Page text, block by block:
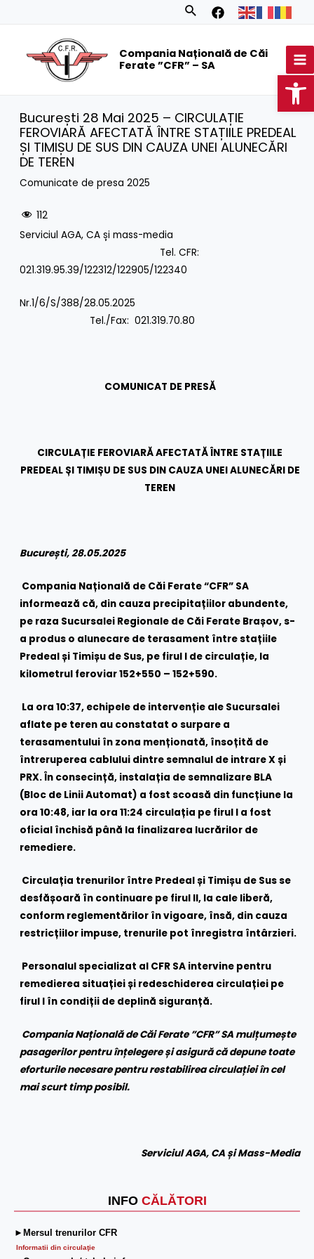
Search
Compania Națională de Căi
Ferate ”CFR” – SA
INFO CĂLĂTORI
►Mersul trenurilor CFR
Informatii din circulaţie
București 28 Mai 2025 – CIRCULAȚIE
FEROVIARĂ AFECTATĂ ÎNTRE STAȚIILE PREDEAL
ȘI TIMIȘU DE SUS DIN CAUZA UNEI ALUNECĂRI
DE TEREN
Comunicate de presa 2025
112
Serviciul AGA, CA și mass-media
Tel. CFR:
021.319.95.39/122312/122905/122340
Nr.1/6/S/388/28.05.2025
Tel./Fax: 021.319.70.80
COMUNICAT DE PRESĂ
CIRCULAȚIE FEROVIARĂ AFECTATĂ ÎNTRE STAȚIILE
PREDEAL ȘI TIMIȘU DE SUS DIN CAUZA UNEI ALUNECĂRI DE
TEREN
București, 28.05.2025
Compania Națională de Căi Ferate “CFR” SA
informează că, din cauza precipitațiilor abundente,
pe raza Sucursalei Regionale de Căi Ferate Brașov, s-
a produs o alunecare de terasament între stațiile
Predeal și Timișu de Sus, pe firul I de circulație, la
kilometrul feroviar 152+550 – 152+590.
La ora 10:37, echipele de intervenție ale Sucursalei
aflate pe teren au constatat o surpare a
terasamentului în zona menționată, însoțită de
întreruperea cablului dintre semnalul de intrare X și
PRX. În consecință, instalația de semnalizare BLA
(Bloc de Linii Automat) a fost scoasă din funcțiune la
ora 10:48, iar la ora 11:24 circulația pe firul I a fost
oficial închisă până la finalizarea lucrărilor de
remediere.
Circulația trenurilor între Predeal și Timișu de Sus se
desfășoară în continuare pe firul II, la cale liberă,
conform reglementărilor în vigoare, însă, din cauza
restricțiilor impuse, trenurile pot înregistra întârzieri.
Personalul specializat al CFR SA intervine pentru
remedierea situației și redeschiderea circulației pe
firul I în condiții de deplină siguranță.
Compania Națională de Căi Ferate ”CFR” SA mulțumește
pasagerilor pentru înțelegere și asigură că depune toate
eforturile necesare pentru restabilirea circulației în cel
mai scurt timp posibil.
Serviciul AGA, CA și Mass-Media